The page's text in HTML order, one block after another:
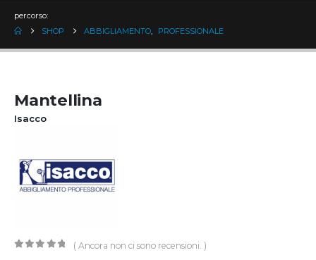
percorso:
SHOP
ABBIGLIAMENTO PROFESSIONALE
Mantellina
Isacco
( Ancora non ci sono recensioni. )